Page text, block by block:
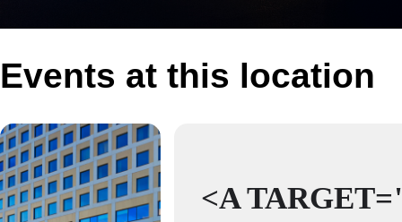
Events at this location
<A